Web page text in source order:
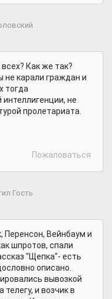
Как же так?
не карали граждан и
тогда
не
пролетариата.
Пожаловаться
Гость
Перенсон, Вейнбаум и
шпротов, спали
"Щепка"- есть
описано.
вывозкой
и возчик в